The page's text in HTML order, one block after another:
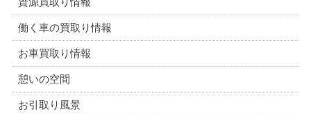
働く車の買取り情報
お車買取り情報
憩いの空間
お引取り風景